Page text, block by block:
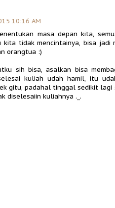
10:16 AM
masa depan kita,
tidak mencintainya, bisa jadi
orangtua :)
sih bisa, asalkan bisa
kuliah udah hamil, itu
gitu, padahal tinggal sedikit lagi
diselesaiin kuliahnya ._.